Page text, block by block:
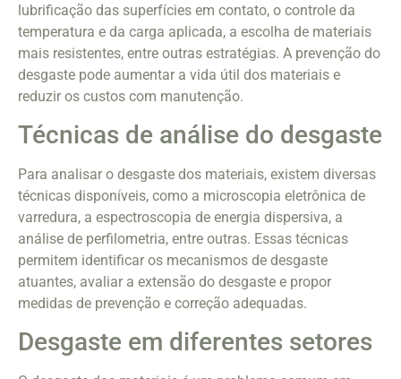
lubrificação das superfícies em contato, o controle da
temperatura e da carga aplicada, a escolha de materiais
mais resistentes, entre outras estratégias. A prevenção do
desgaste pode aumentar a vida útil dos materiais e
reduzir os custos com manutenção.
Técnicas de análise do desgaste
Para analisar o desgaste dos materiais, existem diversas
técnicas disponíveis, como a microscopia eletrônica de
varredura, a espectroscopia de energia dispersiva, a
análise de perfilometria, entre outras. Essas técnicas
permitem identificar os mecanismos de desgaste
atuantes, avaliar a extensão do desgaste e propor
medidas de prevenção e correção adequadas.
Desgaste em diferentes setores